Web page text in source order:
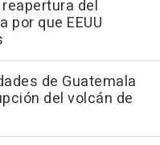
del
por que EEUU
de Guatemala
del volcán de